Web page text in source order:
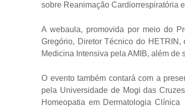
sobre Reanimação Cardiorrespiratória
A webaula, promovida por meio do
Gregório, Diretor Técnico do
Medicina Intensiva pela AMIB, além
O evento também contará com a
pela Universidade de Mogi das
Homeopatia em Dermatologia Clínica